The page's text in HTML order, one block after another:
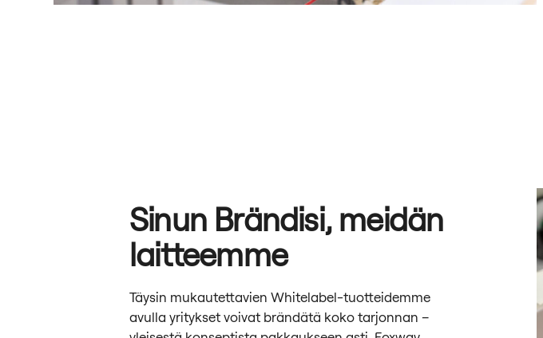
Sinun Brändisi, meidän
laitteemme
Täysin mukautettavien Whitelabel-tuotteidemme
avulla yritykset voivat brändätä koko tarjonnan –